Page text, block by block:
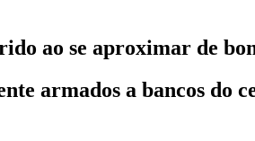
ao se aproximar de
armados a bancos do